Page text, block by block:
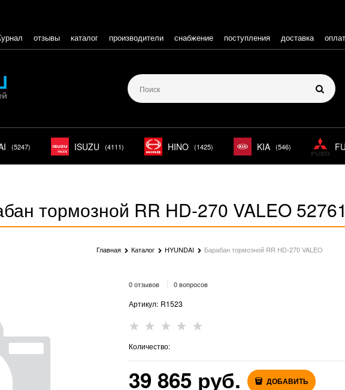
отзывы каталог производители снабжение поступления доставка
(5247) ISUZU (4111) HINO (1425) KIA (546)
тормозной RR HD-270 VALEO
Главная Каталог HYUNDAI Барабан тормозной RR HD-270 VALEO
0 отзывов 0 вопросов
Артикул: R1523
Количество:
39 865 руб. ДОБАВИТЬ